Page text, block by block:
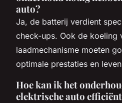
auto?
Ja, de batterij verdient
check-ups. Ook de koeling
laadmechanisme moeten
optimale prestaties en
Hoe kan ik het
elektrische auto